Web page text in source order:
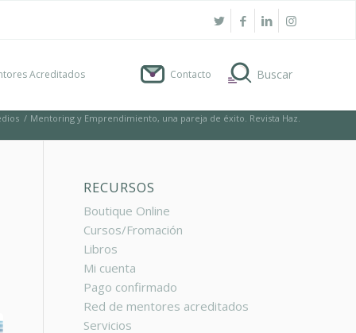
Acreditados Contacto
/ Mentoring y Emprendimiento, una pareja de éxito. Revista Haz.
RECURSOS
Boutique Online
Cursos/Fromación
Libros
Mi cuenta
Pago confirmado
Red de mentores acreditados
Servicios